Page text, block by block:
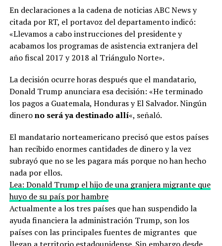
En declaraciones a la cadena de noticias ABC News y
citada por RT, el portavoz del departamento indicó:
«Llevamos a cabo instrucciones del presidente y
acabamos los programas de asistencia extranjera del
año fiscal 2017 y 2018 al Triángulo Norte».
La decisión ocurre horas después que el mandatario,
Donald Trump anunciara esa decisión: «He terminado
los pagos a Guatemala, Honduras y El Salvador. Ningún
dinerono será ya destinado allí«, señaló.
El mandatario norteamericano precisó que estos países
han recibido enormes cantidades de dinero y la vez
subrayó que no se les pagara más porque no han hecho
nada por ellos.
Lea: Donald Trump el hijo de una granjera migrante que
huyo de su país por hambre
Actualmente a los tres países que han suspendido la
ayuda financiera la administración Trump, son los
países con las principales fuentes de migrantes que